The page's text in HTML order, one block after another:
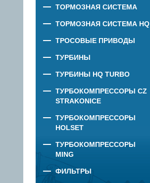
ТОРМОЗНАЯ СИСТЕМА
ТОРМОЗНАЯ СИСТЕМА HQ
ТРОСОВЫЕ ПРИВОДЫ
ТУРБИНЫ
ТУРБИНЫ HQ TURBO
ТУРБОКОМПРЕССОРЫ CZ
STRAKONICE
ТУРБОКОМПРЕССОРЫ
HOLSET
ТУРБОКОМПРЕССОРЫ
MING
ФИЛЬТРЫ